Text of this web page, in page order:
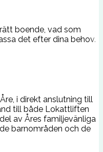
boende, vad som
det efter dina behov.
i direkt anslutning till
till både Lokattliften
av Åres familjevänliga
barnområden och de